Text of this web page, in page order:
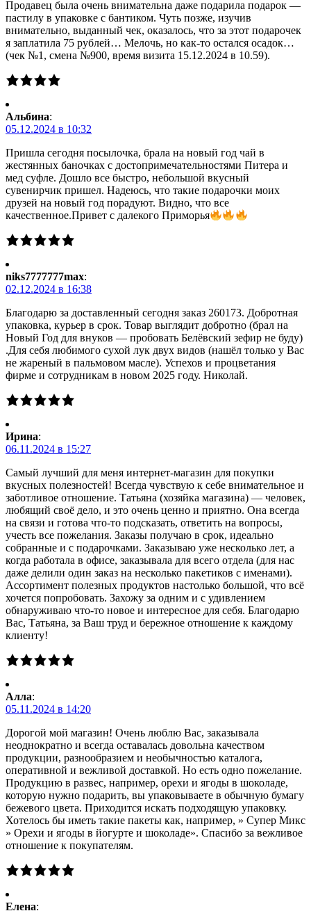
Продавец была очень внимательна даже подарила подарок —
пастилу в упаковке с бантиком. Чуть позже, изучив
внимательно, выданный чек, оказалось, что за этот подарочек
я заплатила 75 рублей… Мелочь, но как-то остался осадок…
(чек №1, смена №900, время визита 15.12.2024 в 10.59).
Альбина:
05.12.2024 в 10:32
Пришла сегодня посылочка, брала на новый год чай в
жестянных баночках с достопримечательностями Питера и
мед суфле. Дошло все быстро, небольшой вкусный
сувенирчик пришел. Надеюсь, что такие подарочки моих
друзей на новый год порадуют. Видно, что все
качественное.Привет с далекого Приморья
niks7777777max:
02.12.2024 в 16:38
Благодарю за доставленный сегодня заказ 260173. Добротная
упаковка, курьер в срок. Товар выглядит добротно (брал на
Новый Год для внуков — пробовать Белёвский зефир не буду)
.Для себя любимого сухой лук двух видов (нашёл только у Вас
не жареный в пальмовом масле). Успехов и процветания
фирме и сотрудникам в новом 2025 году. Николай.
Ирина:
06.11.2024 в 15:27
Самый лучший для меня интернет-магазин для покупки
вкусных полезностей! Всегда чувствую к себе внимательное и
заботливое отношение. Татьяна (хозяйка магазина) — человек,
любящий своё дело, и это очень ценно и приятно. Она всегда
на связи и готова что-то подсказать, ответить на вопросы,
учесть все пожелания. Заказы получаю в срок, идеально
собранные и с подарочками. Заказываю уже несколько лет, а
когда работала в офисе, заказывала для всего отдела (для нас
даже делили один заказ на несколько пакетиков с именами).
Ассортимент полезных продуктов настолько большой, что всё
хочется попробовать. Захожу за одним и с удивлением
обнаруживаю что-то новое и интересное для себя. Благодарю
Вас, Татьяна, за Ваш труд и бережное отношение к каждому
клиенту!
Алла:
05.11.2024 в 14:20
Дорогой мой магазин! Очень люблю Вас, заказывала
неоднократно и всегда оставалась довольна качеством
продукции, разнообразием и необычностью каталога,
оперативной и вежливой доставкой. Но есть одно пожелание.
Продукцию в развес, например, орехи и ягоды в шоколаде,
которую нужно подарить, вы упаковываете в обычную бумагу
бежевого цвета. Приходится искать подходящую упаковку.
Хотелось бы иметь такие пакеты как, например, » Супер Микс
» Орехи и ягоды в йогурте и шоколаде». Спасибо за вежливое
отношение к покупателям.
Елена: